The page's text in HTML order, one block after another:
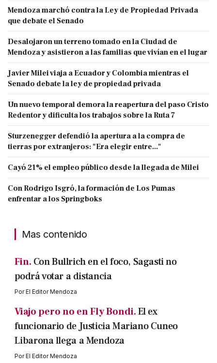
Mendoza marchó contra la Ley de Propiedad Privada
que debate el Senado
Desalojaron un terreno tomado en la Ciudad de
Mendoza y asistieron a las familias que vivían en el lugar
Javier Milei viaja a Ecuador y Colombia mientras el
Senado debate la ley de propiedad privada
Un nuevo temporal demora la reapertura del paso Cristo
Redentor y dificulta los trabajos sobre la Ruta 7
Sturzenegger defendió la apertura a la compra de
tierras por extranjeros: "Era elegir entre..."
Cayó 21% el empleo público desde la llegada de Milei
Con Rodrigo Isgró, la formación de Los Pumas
enfrentar a los Springboks
Mas contenido
Fin. Con Bullrich en el foco, Sagasti no
podrá votar a distancia
PorEl Editor Mendoza
Viajo pero no en Fly Bondi.El ex
funcionario de Justicia Mariano Cuneo
Libarona llega a Mendoza
PorEl Editor Mendoza